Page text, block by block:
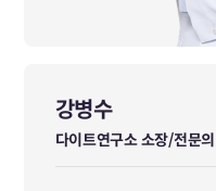
강병수
다이트연구소 소장/전문의
강병수
다이트연구소 소장/전문의